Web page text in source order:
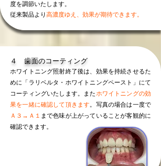
度を調節いたします。
従来製品より 高濃度ゆえ、効果が期待できます。
４ 歯面のコーティング
ホワイトニング照射終了後は、効果を持続させるた
めに「ラリベルタ・ホワイトニングペースト」にて
コーティングいたします。またホワイトニングの効
果を一緒に確認して頂きます。写真の場合は一度で
Ａ３→Ａ１ まで色味が上がっていることが客観的に
確認できます。